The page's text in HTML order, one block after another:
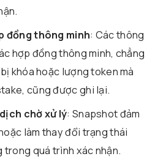
đồng thông minh: Các thông
hợp đồng thông minh, chẳng
khóa hoặc lượng token mà
cũng được ghi lại.
chờ xử lý: Snapshot đảm
làm thay đổi trạng thái
trong quá trình xác nhận.